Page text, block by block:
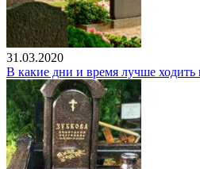
31.03.2020
В какие дни и время лучше ходить